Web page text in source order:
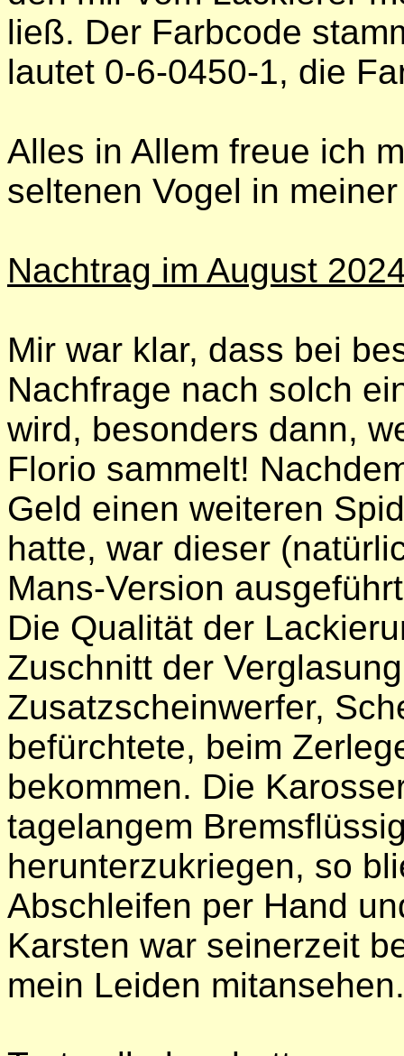
ließ. Der Farbcode
lautet 0-6-0450-1, die
Alles in Allem freue ich
seltenen Vogel in
Nachtrag im August
Mir war klar, dass bei
Nachfrage nach solch
wird, besonders dann,
Florio sammelt!
Geld einen weiteren
hatte, war dieser
Mans-Version
Die Qualität der
Zuschnitt der
Zusatzscheinwerfer,
befürchtete, beim
bekommen. Die
tagelangem
herunterzukriegen, so
Abschleifen per Hand
Karsten war seinerzeit
mein Leiden